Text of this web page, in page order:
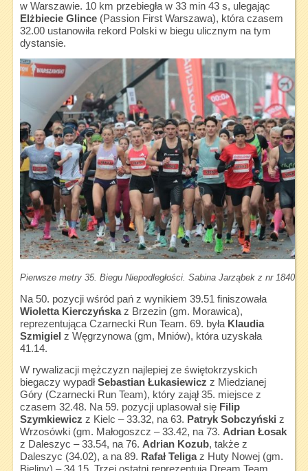
w Warszawie. 10 km przebiegła w 33 min 43 s, ulegając
Elżbiecie Glince(Passion First Warszawa), która czasem
32.00 ustanowiła rekord Polski w biegu ulicznym na tym
dystansie.
Pierwsze metry 35. Biegu Niepodległości. Sabina Jarząbek z nr 18403
Na 50. pozycji wśród pań z wynikiem 39.51 finiszowała
Wioletta Kierczyńskaz Brzezin (gm. Morawica),
reprezentująca Czarnecki Run Team. 69. była Klaudia
Szmigiel z Węgrzynowa (gm, Mniów), która uzyskała
41.14.
W rywalizacji mężczyzn najlepiej ze świętokrzyskich
biegaczy wypadłSebastian Łukasiewicz z Miedzianej
Góry (Czarnecki Run Team), który zajął 35. miejsce z
czasem 32.48. Na 59. pozycji uplasował się Filip
Szymkiewicz z Kielc – 33.32, na 63. Patryk Sobczyński z
Wrzosówki (gm. Małogoszcz – 33.42, na 73. Adrian Łosak
z Daleszyc – 33.54, na 76. Adrian Kozub, także z
Daleszyc (34.02), a na 89. Rafał Teligaz Huty Nowej (gm.